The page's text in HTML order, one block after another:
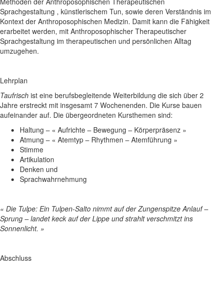
Sprachgestaltung , künstlerischem Tun, sowie deren Verständnis im
Kontext der Anthroposophischen Medizin. Damit kann die Fähigkeit
erarbeitet werden, mit Anthroposophischer Therapeutischer
Sprachgestaltung im therapeutischen und persönlichen Alltag
umzugehen.
Lehrplan
Taufrisch ist eine berufsbegleitende Weiterbildung die sich über 2
Jahre erstreckt mit insgesamt 7 Wochenenden. Die Kurse bauen
aufeinander auf. Die übergeordneten Kursthemen sind:
Haltung – « Aufrichte – Bewegung – Körperpräsenz »
Atmung – « Atemtyp – Rhythmen – Atemführung »
Stimme
Artikulation
Denken und
Sprachwahrnehmung
« Die Tulpe: Ein Tulpen-Salto nimmt auf der Zungenspitze Anlauf –
Sprung – landet keck auf der Lippe und strahlt verschmitzt ins
Sonnenlicht. »
Abschluss